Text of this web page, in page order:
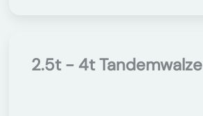
2.5t - 4t Tandemwalze